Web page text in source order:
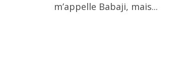
m’appelle Babaji, mais...